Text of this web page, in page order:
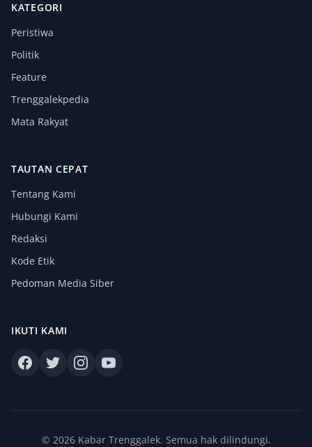
KATEGORI
Peristiwa
Politik
Feature
Trenggalekpedia
Mata Rakyat
TAUTAN CEPAT
Tentang Kami
Hubungi Kami
Redaksi
Kode Etik
Pedoman Media Siber
IKUTI KAMI
© 2026 Kabar Trenggalek. Semua hak dilindungi.